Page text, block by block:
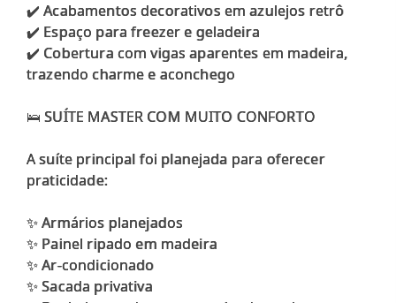
✔️ Acabamentos decorativos em azulejos retrô
✔️ Espaço para freezer e geladeira
✔️ Cobertura com vigas aparentes em madeira,
trazendo charme e aconchego
🛌 SUÍTE MASTER COM MUITO CONFORTO
A suíte principal foi planejada para oferecer
praticidade:
✨ Armários planejados
✨ Painel ripado em madeira
✨ Ar-condicionado
✨ Sacada privativa